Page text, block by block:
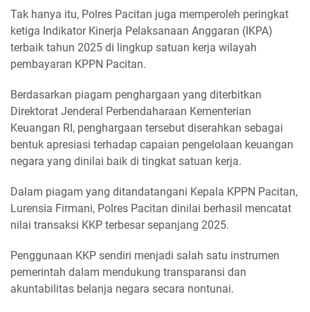
Tak hanya itu, Polres Pacitan juga memperoleh peringkat
ketiga Indikator Kinerja Pelaksanaan Anggaran (IKPA)
terbaik tahun 2025 di lingkup satuan kerja wilayah
pembayaran KPPN Pacitan.
Berdasarkan piagam penghargaan yang diterbitkan
Direktorat Jenderal Perbendaharaan Kementerian
Keuangan RI, penghargaan tersebut diserahkan sebagai
bentuk apresiasi terhadap capaian pengelolaan keuangan
negara yang dinilai baik di tingkat satuan kerja.
Dalam piagam yang ditandatangani Kepala KPPN Pacitan,
Lurensia Firmani, Polres Pacitan dinilai berhasil mencatat
nilai transaksi KKP terbesar sepanjang 2025.
Penggunaan KKP sendiri menjadi salah satu instrumen
pemerintah dalam mendukung transparansi dan
akuntabilitas belanja negara secara nontunai.